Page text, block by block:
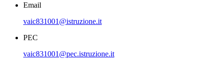
Email
vaic831001@istruzione.it
PEC
vaic831001@pec.istruzione.it